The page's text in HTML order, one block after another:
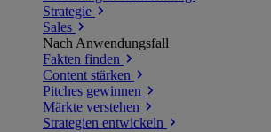
Strategie
Sales
Nach Anwendungsfall
Fakten finden
Content stärken
Pitches gewinnen
Märkte verstehen
Strategien entwickeln